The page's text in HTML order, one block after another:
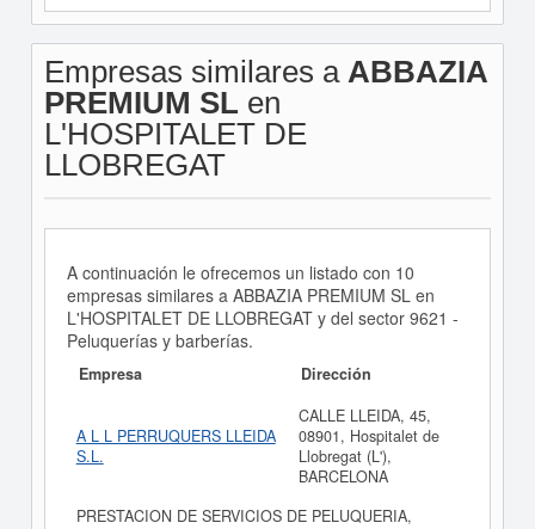
Empresas similares a ABBAZIA
PREMIUM SL en
L'HOSPITALET DE
LLOBREGAT
A continuación le ofrecemos un listado con 10
empresas similares a ABBAZIA PREMIUM SL en
L'HOSPITALET DE LLOBREGAT y del sector 9621 -
Peluquerías y barberías.
Empresa Dirección
A L L PERRUQUERS LLEIDA
S.L.
CALLE LLEIDA, 45,
08901, Hospitalet de
Llobregat (L'),
BARCELONA
PRESTACION DE SERVICIOS DE PELUQUERIA,